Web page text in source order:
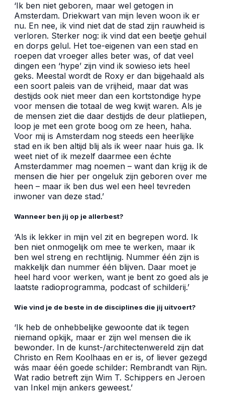
‘Ik ben niet geboren, maar wel getogen in
Amsterdam. Driekwart van mijn leven woon ik er
nu. En nee, ik vind niet dat de stad zijn rauwheid is
verloren. Sterker nog: ik vind dat een beetje gehuil
en dorps gelul. Het toe-eigenen van een stad en
roepen dat vroeger alles beter was, of dat veel
dingen een ‘hype’ zijn vind ik sowieso iets heel
geks. Meestal wordt de Roxy er dan bijgehaald als
een soort paleis van de vrijheid, maar dat was
destijds ook niet meer dan een kortstondige hype
voor mensen die totaal de weg kwijt waren. Als je
de mensen ziet die daar destijds de deur platliepen,
loop je met een grote boog om ze heen, haha.
Voor mij is Amsterdam nog steeds een heerlijke
stad en ik ben altijd blij als ik weer naar huis ga. Ik
weet niet of ik mezelf daarmee een échte
Amsterdammer mag noemen – want dan krijg ik de
mensen die hier per ongeluk zijn geboren over me
heen – maar ik ben dus wel een heel tevreden
inwoner van deze stad.’
Wanneer ben jij op je allerbest?
‘Als ik lekker in mijn vel zit en begrepen word. Ik
ben niet onmogelijk om mee te werken, maar ik
ben wel streng en rechtlijnig. Nummer één zijn is
makkelijk dan nummer één blijven. Daar moet je
heel hard voor werken, want je bent zo goed als je
laatste radioprogramma, podcast of schilderij.’
Wie vind je de beste in de disciplines die jij uitvoert?
‘Ik heb de onhebbelijke gewoonte dat ik tegen
niemand opkijk, maar er zijn wel mensen die ik
bewonder. In de kunst-/architectenwereld zijn dat
Christo en Rem Koolhaas en er is, of liever gezegd
wás maar één goede schilder: Rembrandt van Rijn.
Wat radio betreft zijn Wim T. Schippers en Jeroen
van Inkel mijn ankers geweest.’